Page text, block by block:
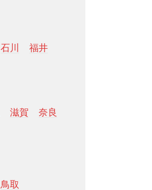
石川
福井
滋賀 奈良
鳥取